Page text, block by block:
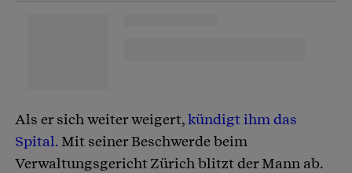
Als er sich weiter weigert,kündigt ihm das
Spital.Mit seiner Beschwerde beim
Verwaltungsgericht Zürich blitzt der Mann ab.